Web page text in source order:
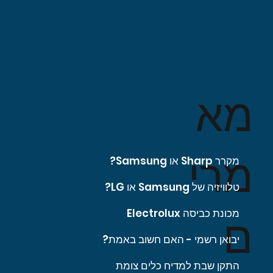
מא
מרי
ם
מקרר Sharp או Samsung?
טלוויזיה של Samsung או LG?
מכונת כביסה Electrolux
יבואן רשמי - האם חשוב באמת?
התקן שבת למדיח כלים צומת